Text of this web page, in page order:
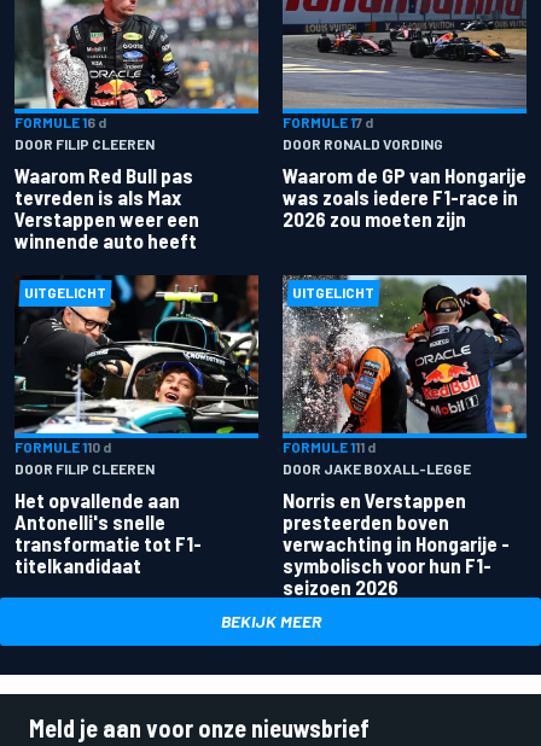
FORMULE 16 d
DOOR FILIP CLEEREN
Waarom Red Bull pas
tevreden is als Max
Verstappen weer een
winnende auto heeft
FORMULE 17 d
DOOR RONALD VORDING
Waarom de GP van Hongarije
was zoals iedere F1-race in
2026 zou moeten zijn
UITGELICHT
FORMULE 110 d
DOOR FILIP CLEEREN
Het opvallende aan
Antonelli's snelle
transformatie tot F1-
titelkandidaat
UITGELICHT
FORMULE 111 d
DOOR JAKE BOXALL-LEGGE
Norris en Verstappen
presteerden boven
verwachting in Hongarije -
symbolisch voor hun F1-
seizoen 2026
BEKIJK MEER
Meld je aan voor onze nieuwsbrief